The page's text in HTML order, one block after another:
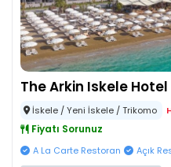
The Arkin Iskele Hotel
İskele / Yeni İskele / Trikomo
Fiyatı Sorunuz
A La Carte Restoran Açık